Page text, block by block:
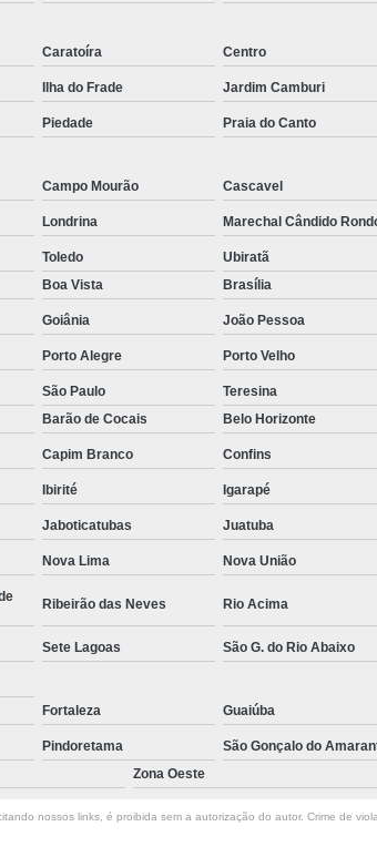
Rastreamento de Carros por Satélite
Rastreamento para Carros e
Monitoramento e Rastreamento de Frotas
Rastreamento de Frota Via
Rastreamento de Frotas Belo Horizonte
Rastreamento de Frotas Minas
Rastreamento e Monitoramento
Rastreamento Veicular Frotas
Empresa de Rastreamento de
Empresa de
Empresa
Empresas de Monitoramento e
Rastreamento de Veículos
Detector de Fadiga para Motorista
Sensor de Fadiga e Distração
Sensor de Fadiga Vw
Sensor
Camera Gravadora
Cameras para Veiculos com
Gravador de Video Veicular
Caratoíra Centro
Ilha do Frade Jardim Camburi
Piedade Praia do Canto
Campo Mourão Cascavel
Londrina Marechal Cândido
Toledo Ubiratã
Boa Vista Brasília
Goiânia João Pessoa
Porto Alegre Porto Velho
São Paulo Teresina
Barão de Cocais Belo Horizonte
Capim Branco Confins
Ibirité Igarapé
Jaboticatubas Juatuba
Nova Lima Nova União
Ribeirão das Neves Rio Acima
Sete Lagoas São G. do Rio Abaixo
Fortaleza Guaiúba
Pindoretama São Gonçalo do
Zona Oeste
nossos links, é proibida sem a autorização do autor. Crime de